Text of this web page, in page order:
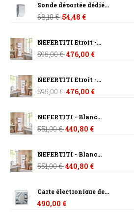
Sonde déportée dédié...
68,10 € 54,48 €
NEFERTITI Etroit -...
595,00 €476,00 €
NEFERTITI Etroit -...
595,00 €476,00 €
NEFERTITI - Blanc...
551,00 €440,80 €
NEFERTITI - Blanc...
551,00 €440,80 €
Carte électronique de...
490,00 €